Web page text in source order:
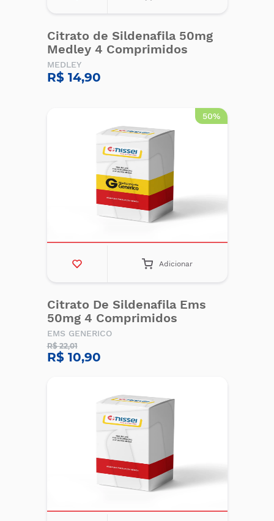
Citrato de Sildenafila 50mg
Medley 4 Comprimidos
MEDLEY
R$ 14,90
50%
Adicionar
Citrato De Sildenafila Ems
50mg 4 Comprimidos
EMS GENERICO
R$ 22,01
R$ 10,90